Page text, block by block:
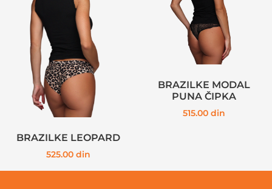
BRAZILKE LEOPARD
525.00 din
BRAZILKE MODAL
PUNA ČIPKA
515.00 din